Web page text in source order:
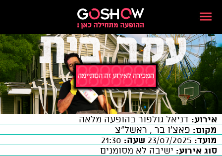
אירוע: דניאל גולפור בהופעה מלאה
מקום: פאצ'ו בר , ראשל"צ
מועד:
שעה:
סוג אירוע: ישיבה לא מסומנים